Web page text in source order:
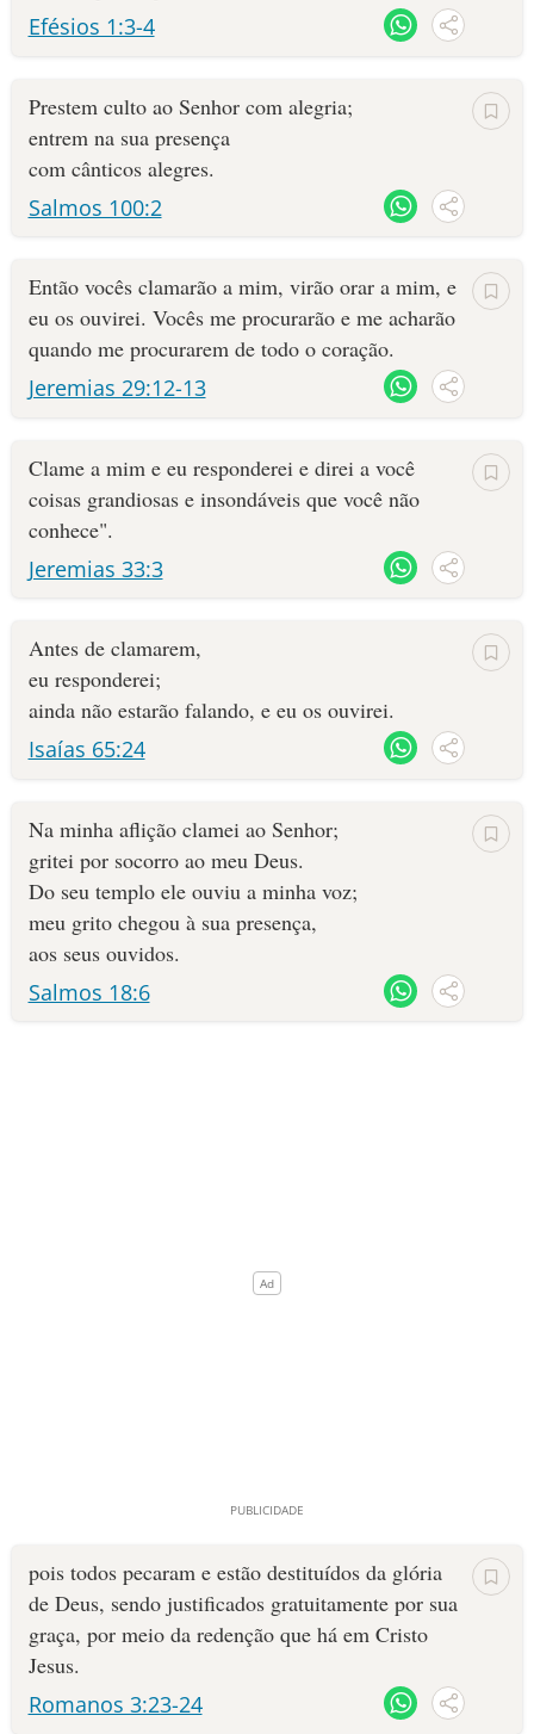
Efésios 1:3-4
Prestem culto ao Senhor com alegria;
entrem na sua presença
com cânticos alegres.
Salmos 100:2
Então vocês clamarão a mim, virão orar a mim, e
eu os ouvi­rei. Vocês me procurarão e me acharão
quando me procurarem de todo o coração.
Jeremias 29:12-13
Cla­me a mim e eu responderei e direi a você
coisas grandiosas e insondáveis que você não
conhece".
Jeremias 33:3
Antes de clamarem,
eu responderei;
ainda não estarão falando, e eu os ouvirei.
Isaías 65:24
Na minha aflição clamei ao Senhor;
gritei por socorro ao meu Deus.
Do seu templo ele ouviu a minha voz;
meu grito chegou à sua presença,
aos seus ouvidos.
Salmos 18:6
pois todos pecaram e estão destituídos da glória
de Deus, sendo justificados gratuitamente por sua
graça, por meio da redenção que há em Cristo
Jesus.
Romanos 3:23-24